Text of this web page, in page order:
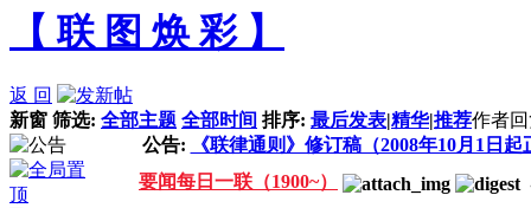
【 联 图 焕 彩 】
返 回
新窗 筛选: 全部主题 全部时间 排序: 最后发表|精华|推荐作者
公告:
《联律通则》修订稿（2008年10月1日
要闻每日一联（1900~）